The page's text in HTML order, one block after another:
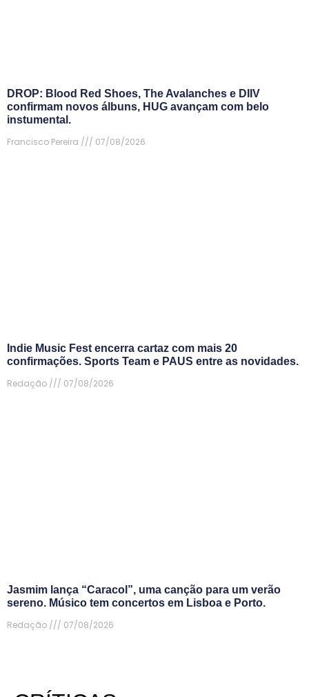
DROP: Blood Red Shoes, The Avalanches e DIIV
confirmam novos álbuns, HUG avançam com belo
instumental.
Francisco Pereira
07/08/2026
Indie Music Fest encerra cartaz com mais 20
confirmações. Sports Team e PAUS entre as novidades.
Redação
07/08/2026
Jasmim lança “Caracol”, uma canção para um verão
sereno. Músico tem concertos em Lisboa e Porto.
Redação
07/08/2026